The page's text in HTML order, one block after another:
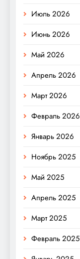
Июль 2026
Июнь 2026
Май 2026
Апрель 2026
Март 2026
Февраль 2026
Январь 2026
Ноябрь 2025
Май 2025
Апрель 2025
Март 2025
Февраль 2025